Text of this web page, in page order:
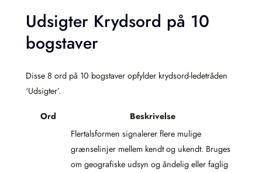
Udsigter Krydsord på 10
bogstaver
Disse 8 ord på 10 bogstaver opfylder krydsord-ledetråden
‘Udsigter’.
Ord Beskrivelse
Flertalsformen signalerer flere mulige
grænselinjer mellem kendt og ukendt. Bruges
om geografiske udsyn og åndelig eller faglig